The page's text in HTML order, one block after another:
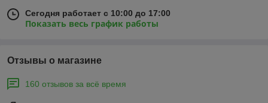
Сегодня работает с 10:00 до 17:00
Показать весь график работы
Отзывы о магазине
160 отзывов за всё время